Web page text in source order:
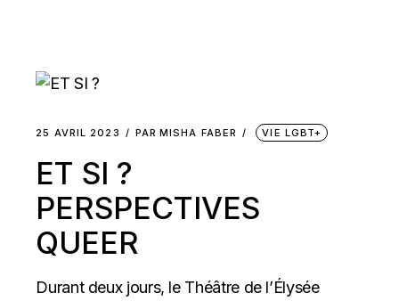
25 AVRIL 2023 PAR MISHA FABER VIE LGBT+
ET SI ?
PERSPECTIVES
QUEER
Durant deux jours, le Théâtre de l’Élysée